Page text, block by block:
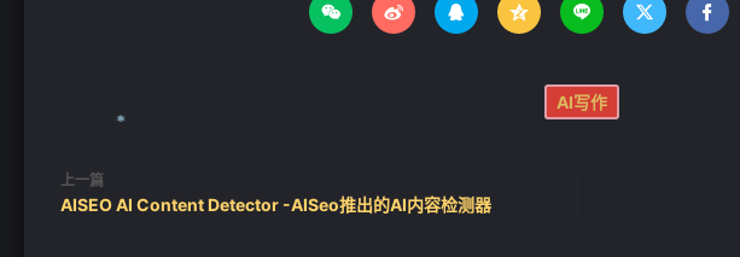
      
AI写作
上一篇
AISEO AI Content Detector -AISeo推出的AI内容检测器